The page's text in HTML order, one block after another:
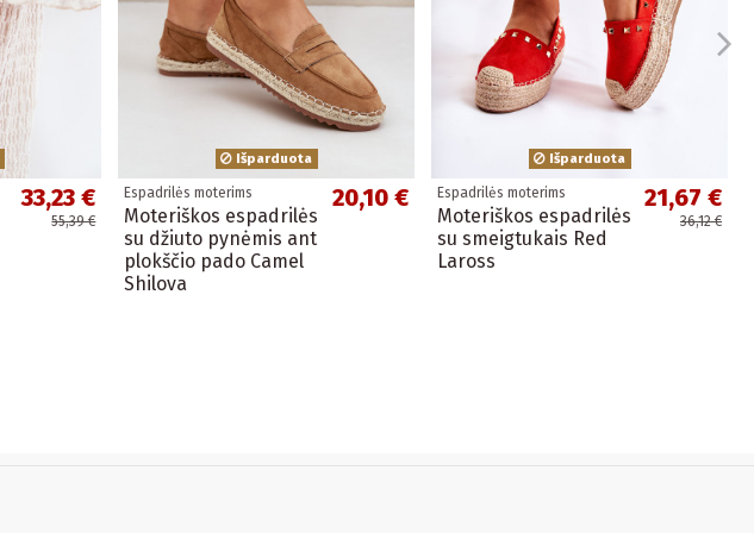
33,23 €
55,39 €
Išparduota
Espadrilės moterims
Moteriškos espadrilės
su džiuto pynėmis ant
plokščio pado Camel
Shilova
20,10 €
Išparduota
Espadrilės moterims
Moteriškos espadrilės
su smeigtukais Red
Laross
21,67 €
36,12 €